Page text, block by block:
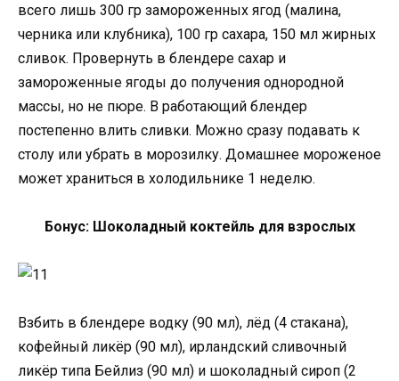
всего лишь 300 гр замороженных ягод (малина,
черника или клубника), 100 гр сахара, 150 мл жирных
сливок. Провернуть в блендере сахар и
замороженные ягоды до получения однородной
массы, но не пюре. В работающий блендер
постепенно влить сливки. Можно сразу подавать к
столу или убрать в морозилку. Домашнее мороженое
может храниться в холодильнике 1 неделю.
Бонус: Шоколадный коктейль для взрослых
Взбить в блендере водку (90 мл), лёд (4 стакана),
кофейный ликёр (90 мл), ирландский сливочный
ликёр типа Бейлиз (90 мл) и шоколадный сироп (2